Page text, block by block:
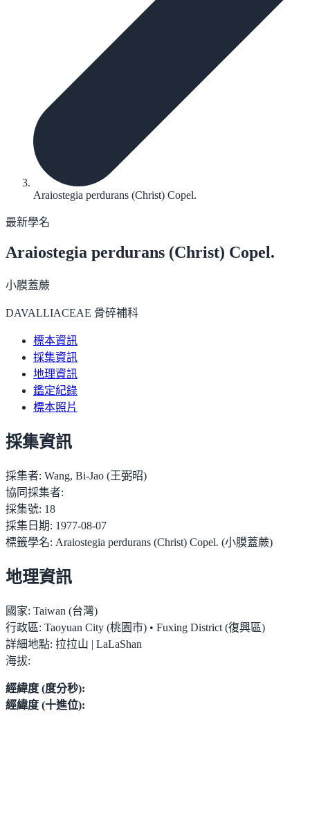
Araiostegia perdurans (Christ) Copel.
最新學名
Araiostegia perdurans (Christ) Copel.
小膜蓋蕨
DAVALLIACEAE 骨碎補科
標本資訊
採集資訊
地理資訊
鑑定紀錄
標本照片
採集資訊
採集者: Wang, Bi-Jao (王弼昭)
協同採集者:
採集號: 18
採集日期: 1977-08-07
標籤學名: Araiostegia perdurans (Christ) Copel. (小膜蓋蕨)
地理資訊
國家: Taiwan (台灣)
行政區: Taoyuan City (桃園市) • Fuxing District (復興區)
詳細地點: 拉拉山 | LaLaShan
海拔:
經緯度 (度分秒):
經緯度 (十進位):